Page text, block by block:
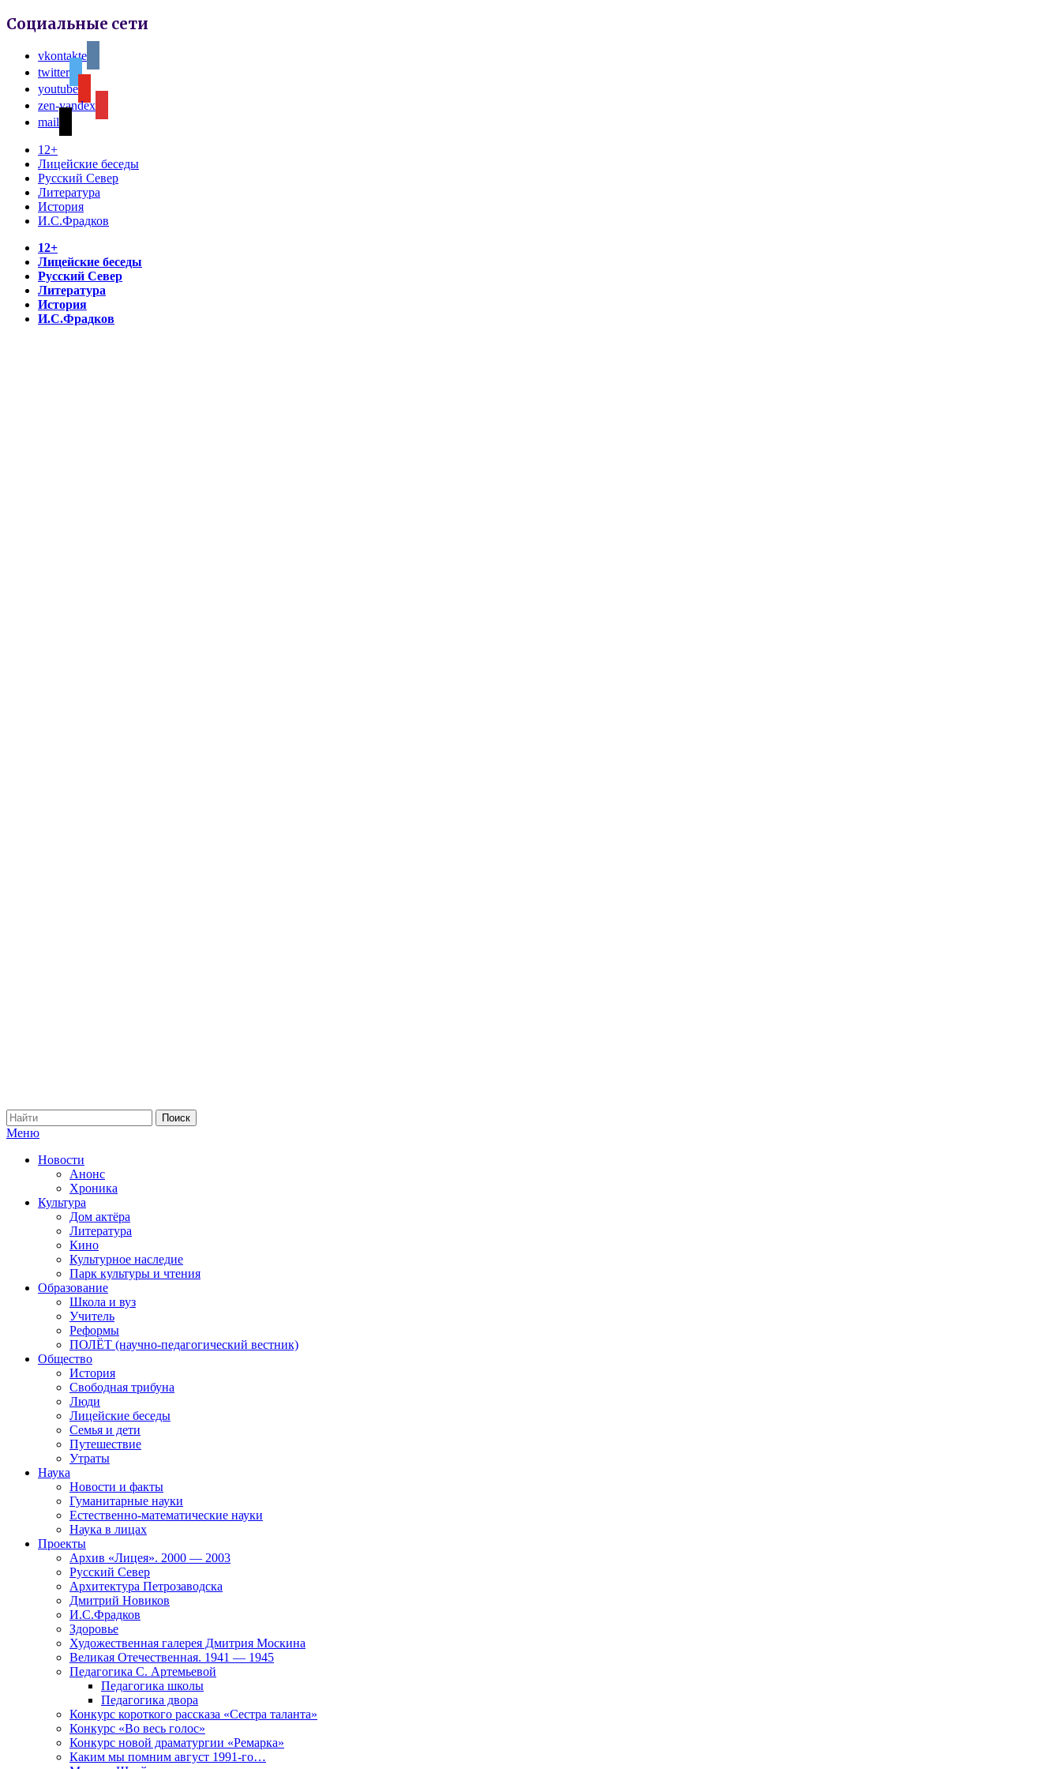
Социальные сети
vkontakte
twitter
youtube
zen-yandex
mail
12+
Лицейские беседы
Русский Север
Литература
История
И.С.Фрадков
12+
Лицейские беседы
Русский Север
Литература
История
И.С.Фрадков
Меню
Новости
Анонс
Хроника
Культура
Дом актёра
Литература
Кино
Культурное наследие
Парк культуры и чтения
Образование
Школа и вуз
Учитель
Реформы
ПОЛЁТ (научно-педагогический вестник)
Общество
История
Свободная трибуна
Люди
Лицейские беседы
Семья и дети
Путешествие
Утраты
Наука
Новости и факты
Гуманитарные науки
Естественно-математические науки
Наука в лицах
Проекты
Архив «Лицея». 2000 — 2003
Русский Север
Архитектура Петрозаводска
Дмитрий Новиков
И.С.Фрадков
Здоровье
Художественная галерея Дмитрия Москина
Великая Отечественная. 1941 — 1945
Педагогика С. Артемьевой
Педагогика школы
Педагогика двора
Конкурс короткого рассказа «Сестра таланта»
Конкурс «Во весь голос»
Конкурс новой драматургии «Ремарка»
Каким мы помним август 1991-го…